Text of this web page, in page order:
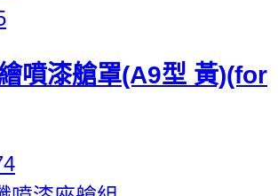
噴漆艙罩(A9型 黃)(for